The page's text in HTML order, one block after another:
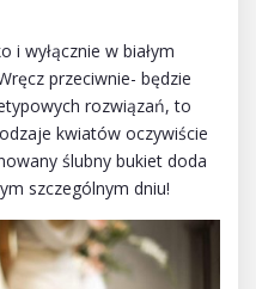
i wyłącznie w białym
przeciwnie- będzie
rozwiązań, to
kwiatów oczywiście
ślubny bukiet doda
szczególnym dniu!